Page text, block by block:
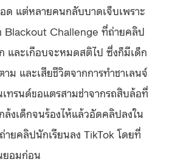
ด แต่หลายคนกลับบาดเจ็บเพราะ
Blackout Challenge ที่ถ่ายคลิป
และเกือบจะหมดสติไป ซึ่งก็มีเด็ก
ม และเสียชีวิตจากการทำชาเลนจ์
เทรนด์ขอแตรสามช่าจากรถสิบล้อที่
ล้งเด็กจนร้องไห้แล้วอัดคลิปลงใน
ายคลิปนักเรียนลง TikTok โดยที่
ยอมก่อน